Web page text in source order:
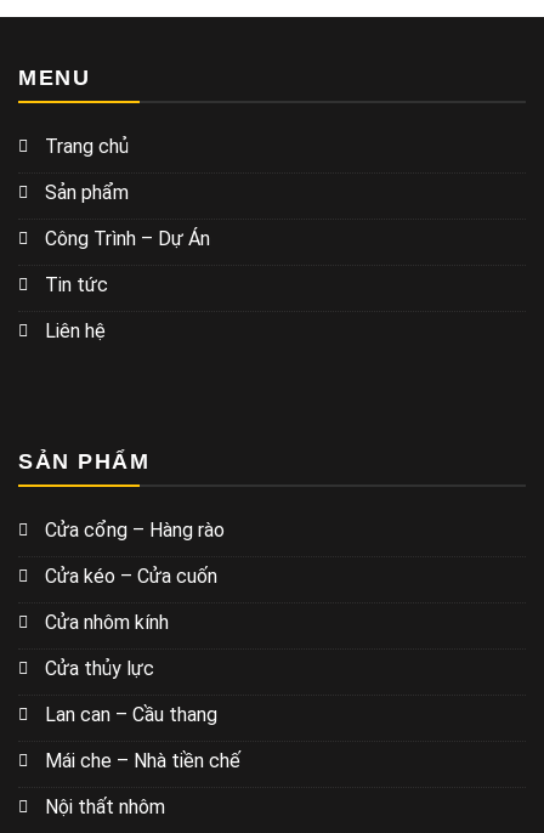
MENU
Trang chủ
Sản phẩm
Công Trình – Dự Án
Tin tức
Liên hệ
SẢN PHẨM
Cửa cổng – Hàng rào
Cửa kéo – Cửa cuốn
Cửa nhôm kính
Cửa thủy lực
Lan can – Cầu thang
Mái che – Nhà tiền chế
Nội thất nhôm